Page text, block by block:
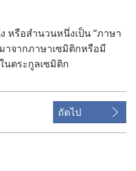
หรือ​สำนวน​หนึ่ง​เป็น “ภาษา​
า​จาก​ภาษา​เซมิติก​หรือ​มี​
ตระกูล​เซมิติก
ถัดไป